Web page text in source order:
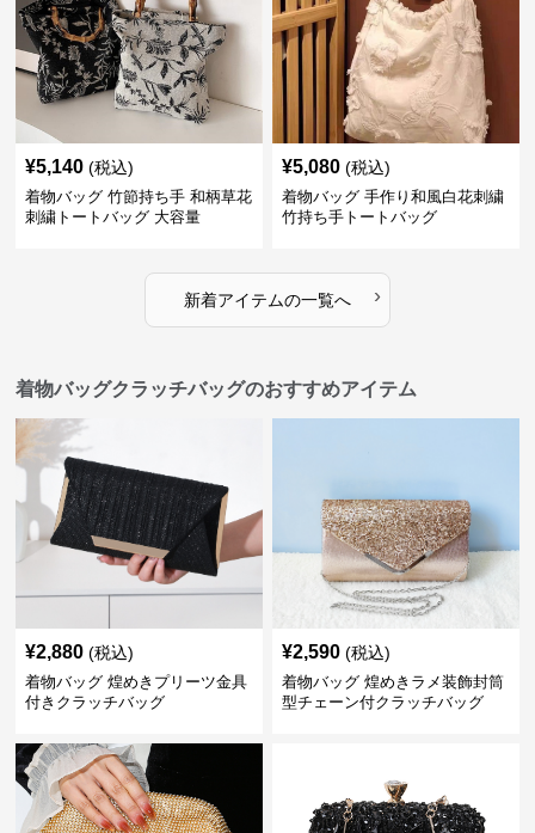
¥5,140 (税込)
着物バッグ 竹節持ち手 和柄草花
刺繍トートバッグ 大容量
¥5,080 (税込)
着物バッグ 手作り和風白花刺繍
竹持ち手トートバッグ
新着アイテムの一覧へ ›
着物バッグクラッチバッグのおすすめアイテム
¥2,880 (税込)
着物バッグ 煌めきプリーツ金具
付きクラッチバッグ
¥2,590 (税込)
着物バッグ 煌めきラメ装飾封筒
型チェーン付クラッチバッグ